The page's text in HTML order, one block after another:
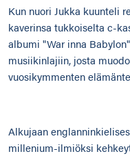
Kun nuori Jukka kuunteli
kaverinsa tukkoiselta c-
albumi "War inna
musiikinlajiin, josta
vuosikymmenten
Alkujaan
millenium-ilmiöksi